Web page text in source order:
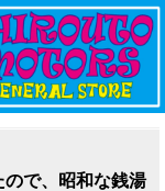
で、昭和な銭湯